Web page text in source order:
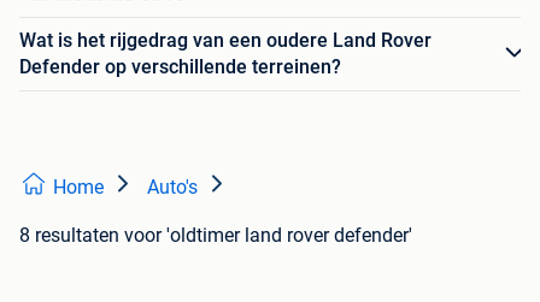
Wat is het rijgedrag van een oudere Land Rover
Defender op verschillende terreinen?
Home Auto's
8 resultaten voor 'oldtimer land rover defender'